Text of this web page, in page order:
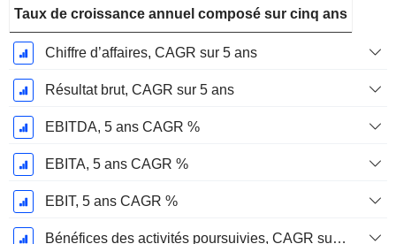
Taux de croissance annuel composé sur cinq ans
Chiffre d’affaires, CAGR sur 5 ans
Résultat brut, CAGR sur 5 ans
EBITDA, 5 ans CAGR %
EBITA, 5 ans CAGR %
EBIT, 5 ans CAGR %
Bénéfices des activités poursuivies, CAGR sur 5 ans